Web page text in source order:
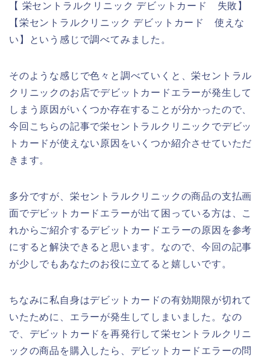
【 栄セントラルクリニック デビットカード 失敗】
【栄セントラルクリニック デビットカード 使えな
い】という感じで調べてみました。
そのような感じで色々と調べていくと、栄セントラル
クリニックのお店でデビットカードエラーが発生して
しまう原因がいくつか存在することが分かったので、
今回こちらの記事で栄セントラルクリニックでデビッ
トカードが使えない原因をいくつか紹介させていただ
きます。
多分ですが、栄セントラルクリニックの商品の支払画
面でデビットカードエラーが出て困っている方は、こ
れからご紹介するデビットカードエラーの原因を参考
にすると解決できると思います。なので、今回の記事
が少しでもあなたのお役に立てると嬉しいです。
ちなみに私自身はデビットカードの有効期限が切れて
いたために、エラーが発生してしまいました。なの
で、デビットカードを再発行して栄セントラルクリニ
ックの商品を購入したら、デビットカードエラーの問